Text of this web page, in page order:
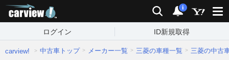
検索 通知
i
ログイン ID新規取得
carview! 中古車トップ メーカー一覧 三菱の車種一覧 三菱の中古